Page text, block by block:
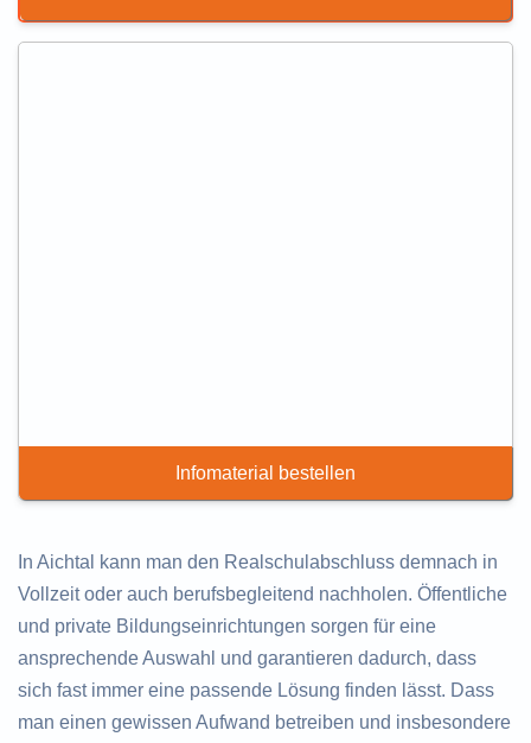
Infomaterial bestellen
In Aichtal kann man den Realschulabschluss demnach in
Vollzeit oder auch berufsbegleitend nachholen. Öffentliche
und private Bildungseinrichtungen sorgen für eine
ansprechende Auswahl und garantieren dadurch, dass
sich fast immer eine passende Lösung finden lässt. Dass
man einen gewissen Aufwand betreiben und insbesondere